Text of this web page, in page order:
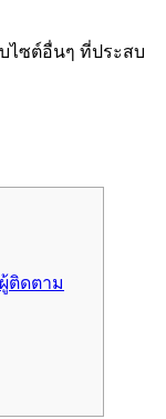
บไซต์อื่นๆ ที่ประสบ
ติดตาม